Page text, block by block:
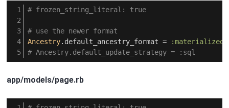
# frozen_string_literal: true
# use the newer format
Ancestry. default_ancestry_format =
# Ancestry.default_update_strategy = :sql
app/models/page.rb